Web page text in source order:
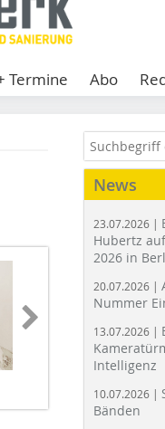
Termine Abo
Fotos: Mikrozement.com
News
23.07.2026 |
Hubertz
2026 in
20.07.2026 |
Nummer
13.07.2026 |
Intelligenz
10.07.2026 |
Bänden